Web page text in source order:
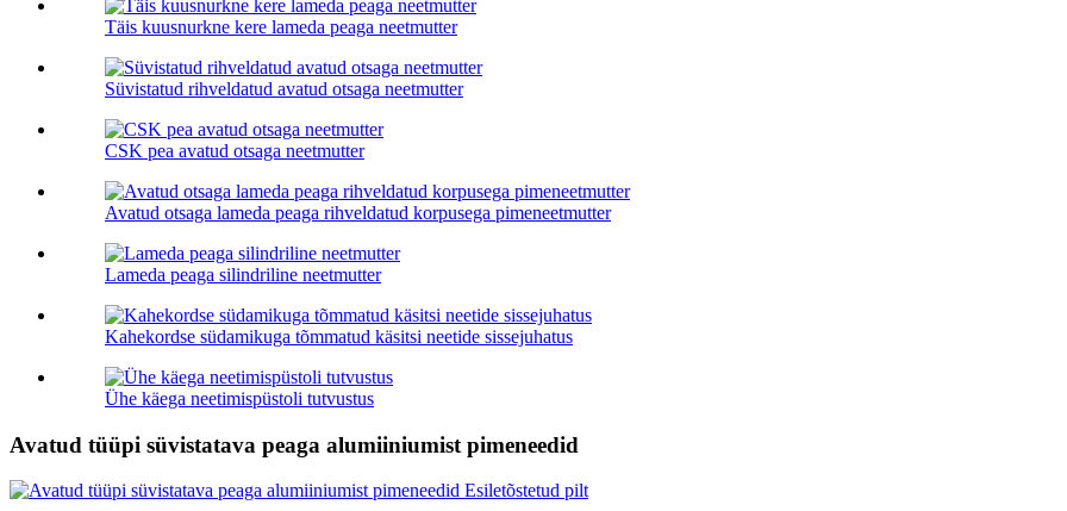
Täis kuusnurkne kere lameda peaga neetmutter
Süvistatud rihveldatud avatud otsaga neetmutter
CSK pea avatud otsaga neetmutter
Avatud otsaga lameda peaga rihveldatud korpusega pimeneetmutter
Lameda peaga silindriline neetmutter
Kahekordse südamikuga tõmmatud käsitsi neetide sissejuhatus
Ühe käega neetimispüstoli tutvustus
Avatud tüüpi süvistatava peaga alumiiniumist pimeneedid